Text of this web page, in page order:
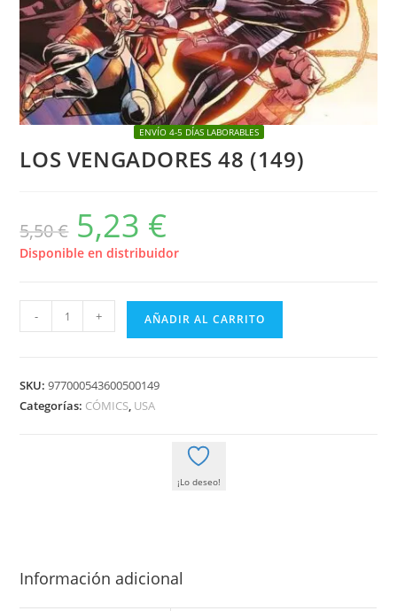
ENVÍO 4-5 DÍAS LABORABLES
LOS VENGADORES 48 (149)
5,50€
El
precio
original
era:
5,23 €
es:
Disponible en distribuidor
VENGADORES
cantidad
- + AÑADIR AL CARRITO
SKU:977000543600500149
Categorías: CÓMICS, USA
¡Lo deseo!
Información adicional